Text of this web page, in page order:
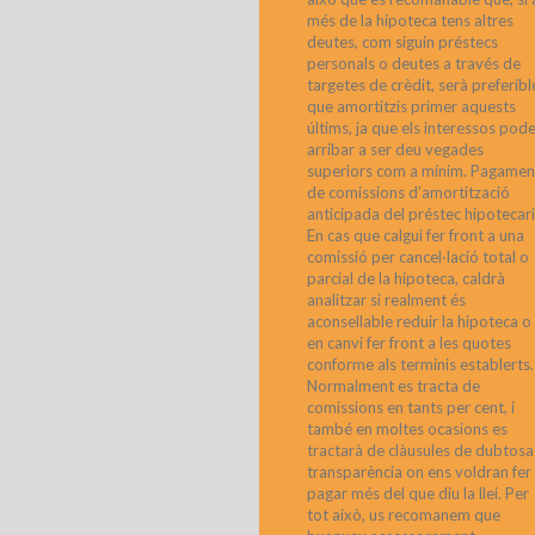
més de la hipoteca tens altres
deutes, com siguin préstecs
personals o deutes a través de
targetes de crèdit, serà
que amortitzis primer aquests
últims, ja que els interessos
arribar a ser deu vegades
superiors com a mínim.
de comissions d’amortització
anticipada del préstec
En cas que calgui fer front a una
comissió per cancel·lació total o
parcial de la hipoteca, caldrà
analitzar si realment és
aconsellable reduir la hipoteca o
en canvi fer front a les quotes
conforme als terminis establerts.
Normalment es tracta de
comissions en tants per cent, i
també en moltes ocasions es
tractarà de clàusules de dubtosa
transparència on ens voldran fer
pagar més del que diu la llei. Per
tot això, us recomanem que